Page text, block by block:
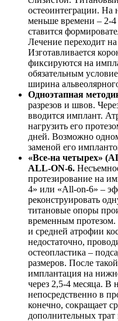
остеоинтеграции. На
меньше времени – 2-
ставится
Лечение переходит
Изготавливается
фиксируются на
обязательным
ширина
Одноэтапная
разрезов и швов.
вводится имплант.
нагрузить его
дней. Возможно
заменой его
«Все-на четырех»
ALL-ON-6.
протезирование на
4» или «All-on-6» –
реконструировать
титановые опоры
временным
и средней атрофии
недостаточно,
остеопластика –
размеров. После
имплантация на
через 2,5-4 месяца. В
непосредственно в
конечно, сокращает
дополнительных